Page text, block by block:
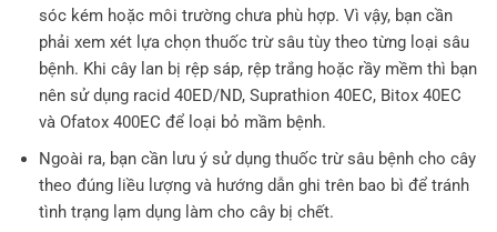
sóc kém hoặc môi trường chưa phù hợp. Vì vậy, bạn cần
phải xem xét lựa chọn thuốc trừ sâu tùy theo từng loại sâu
bệnh. Khi cây lan bị rệp sáp, rệp trắng hoặc rầy mềm thì bạn
nên sử dụng racid 40ED/ND, Suprathion 40EC, Bitox 40EC
và Ofatox 400EC để loại bỏ mầm bệnh.
Ngoài ra, bạn cần lưu ý sử dụng thuốc trừ sâu bệnh cho cây
theo đúng liều lượng và hướng dẫn ghi trên bao bì để tránh
tình trạng lạm dụng làm cho cây bị chết.